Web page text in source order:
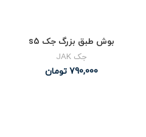
بوش طبق بزرگ جک s5
جک JAK
790,000 تومان